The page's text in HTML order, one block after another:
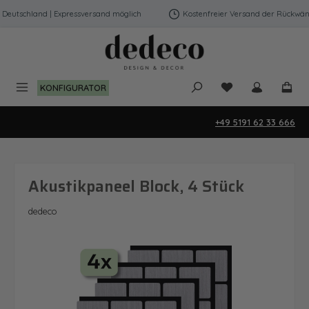
Zum Hauptinhalt springen
| Expressversand möglich Kostenfreier Versand der
KONFIGURATOR Du hast 0
+49 5191 62 33 666
Akustikpaneel Block, 4 Stück
dedeco
Bildergalerie überspringen